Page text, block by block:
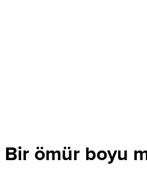
Bir ömür boyu